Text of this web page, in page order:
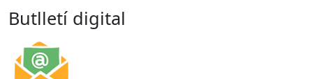
Butlletí digital